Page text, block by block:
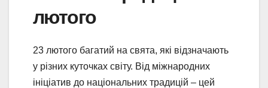
лютого
23 лютого багатий на свята, які відзначають
у різних куточках світу. Від міжнародних
ініціатив до національних традицій – цей